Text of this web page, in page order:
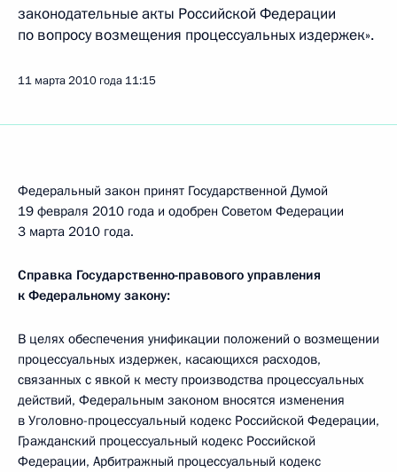
законодательные акты Российской Федерации
по вопросу возмещения процессуальных издержек».
11 марта 2010 года 11:15
Федеральный закон принят Государственной Думой
19 февраля 2010 года и одобрен Советом Федерации
3 марта 2010 года.
Справка Государственно-правового управления
к Федеральному закону:
В целях обеспечения унификации положений о возмещении
процессуальных издержек, касающихся расходов,
связанных с явкой к месту производства процессуальных
действий, Федеральным законом вносятся изменения
в Уголовно-процессуальный кодекс Российской Федерации,
Гражданский процессуальный кодекс Российской
Федерации, Арбитражный процессуальный кодекс